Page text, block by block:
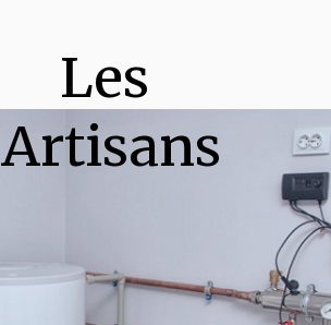
Les
Artisans